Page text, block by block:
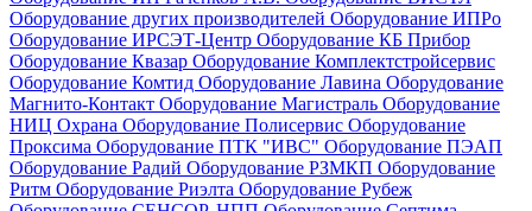
Оборудование других производителей Оборудование ИПРо
Оборудование ИРСЭТ-Центр Оборудование КБ Прибор
Оборудование Квазар Оборудование Комплектстройсервис
Оборудование Комтид Оборудование Лавина Оборудование
Магнито-Контакт Оборудование Магистраль Оборудование
НИЦ Охрана Оборудование Полисервис Оборудование
Проксима Оборудование ПТК "ИВС" Оборудование ПЭАП
Оборудование Радий Оборудование РЗМКП Оборудование
Ритм Оборудование Риэлта Оборудование Рубеж